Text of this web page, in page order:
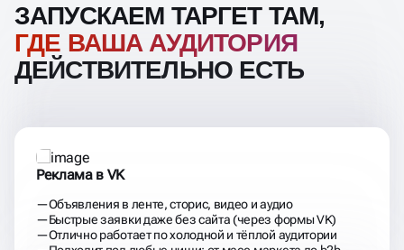
ЗАПУСКАЕМ ТАРГЕТ ТАМ,
ГДЕ ВАША АУДИТОРИЯ
ДЕЙСТВИТЕЛЬНО ЕСТЬ
Реклама в VK
Объявления в ленте, сторис, видео и аудио
Быстрые заявки даже без сайта (через формы VK)
Отлично работает по холодной и тёплой аудитории